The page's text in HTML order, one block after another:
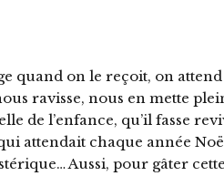
quand on le reçoit, on
ravisse, nous en mette
de l’enfance, qu’il fasse
attendait chaque année
Aussi, pour gâter